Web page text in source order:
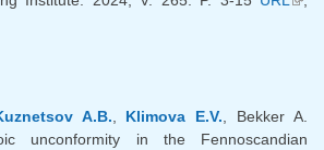
is external)
A.B. Klimova E.V. , Bekker A.
unconformity in the Fennoscandian